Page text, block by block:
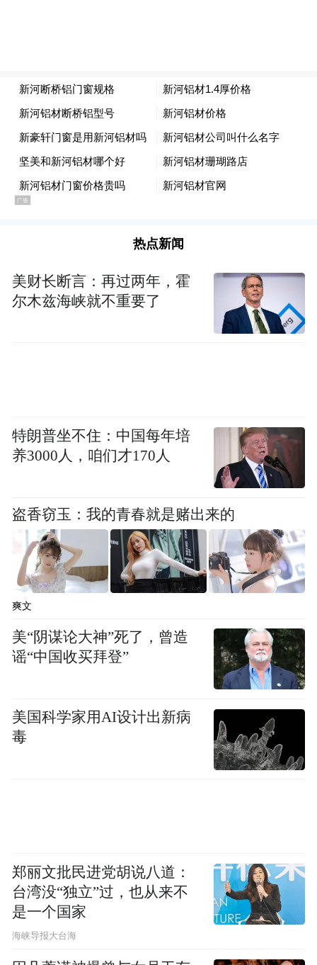
热点新闻
美财长断言：再过两年，霍
尔木兹海峡就不重要了
特朗普坐不住：中国每年培
养3000人，咱们才170人
盗香窃玉：我的青春就是赌出来的
爽文
美“阴谋论大神”死了，曾造
谣“中国收买拜登”
美国科学家用AI设计出新病
毒
郑丽文批民进党胡说八道：
台湾没“独立”过，也从来不
是一个国家
​海峡导报大台海